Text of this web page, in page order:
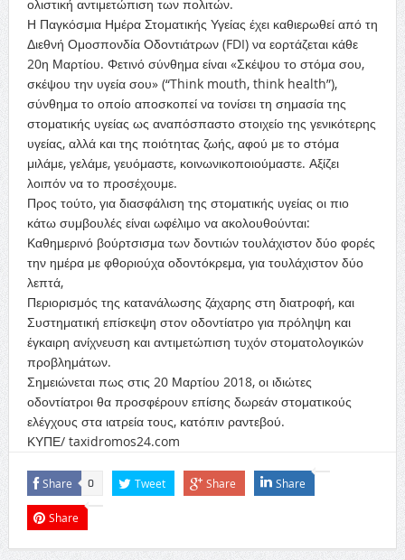
ολιστική αντιμετώπιση των πολιτών.
Η Παγκόσμια Ημέρα Στοματικής Υγείας έχει καθιερωθεί από τη
Διεθνή Ομοσπονδία Οδοντιάτρων (FDI) να εορτάζεται κάθε
20η Μαρτίου. Φετινό σύνθημα είναι «Σκέψου το στόμα σου,
σκέψου την υγεία σου» (“Think mouth, think health”),
σύνθημα το οποίο αποσκοπεί να τονίσει τη σημασία της
στοματικής υγείας ως αναπόσπαστο στοιχείο της γενικότερης
υγείας, αλλά και της ποιότητας ζωής, αφού με το στόμα
μιλάμε, γελάμε, γευόμαστε, κοινωνικοποιούμαστε. Αξίζει
λοιπόν να το προσέχουμε.
Προς τούτο, για διασφάλιση της στοματικής υγείας οι πιο
κάτω συμβουλές είναι ωφέλιμο να ακολουθούνται:
Καθημερινό βούρτσισμα των δοντιών τουλάχιστον δύο φορές
την ημέρα με φθοριούχα οδοντόκρεμα, για τουλάχιστον δύο
λεπτά,
Περιορισμός της κατανάλωσης ζάχαρης στη διατροφή, και
Συστηματική επίσκεψη στον οδοντίατρο για πρόληψη και
έγκαιρη ανίχνευση και αντιμετώπιση τυχόν στοματολογικών
προβλημάτων.
Σημειώνεται πως στις 20 Μαρτίου 2018, οι ιδιώτες
οδοντίατροι θα προσφέρουν επίσης δωρεάν στοματικούς
ελέγχους στα ιατρεία τους, κατόπιν ραντεβού.
ΚΥΠΕ/ taxidromos24.com
Share 0 Tweet Share Share
Share